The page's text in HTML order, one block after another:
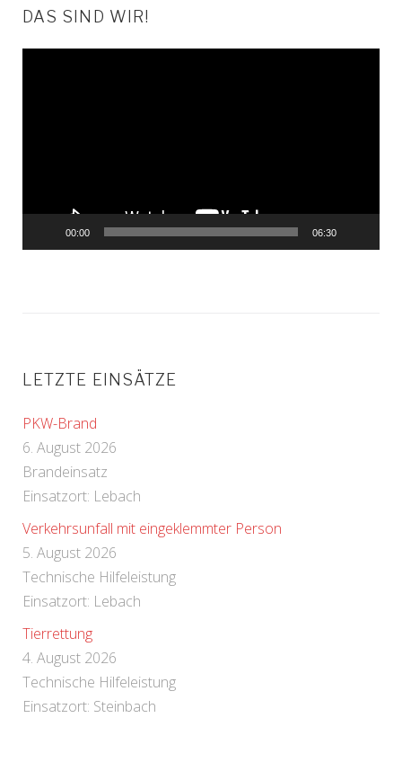
DAS SIND WIR!
00:00 06:30
LETZTE EINSÄTZE
PKW-Brand
6. August 2026
Brandeinsatz
Einsatzort: Lebach
Verkehrsunfall mit eingeklemmter Person
5. August 2026
Technische Hilfeleistung
Einsatzort: Lebach
Tierrettung
4. August 2026
Technische Hilfeleistung
Einsatzort: Steinbach